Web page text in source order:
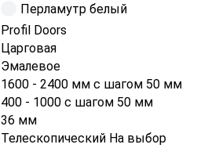
Перламутр белый
Profil Doors
Царговая
Эмалевое
1600 - 2400 мм с шагом 50 мм
400 - 1000 с шагом 50 мм
36 мм
Телескопический На выбор